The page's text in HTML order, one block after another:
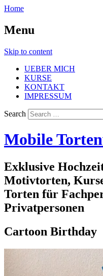
Home
Menu
Skip to content
UEBER MICH
KURSE
KONTAKT
IMPRESSUM
Search
Mobile
Exklusive
Motivtorten,
Torten für
Privatpersonen
Cartoon Birthday